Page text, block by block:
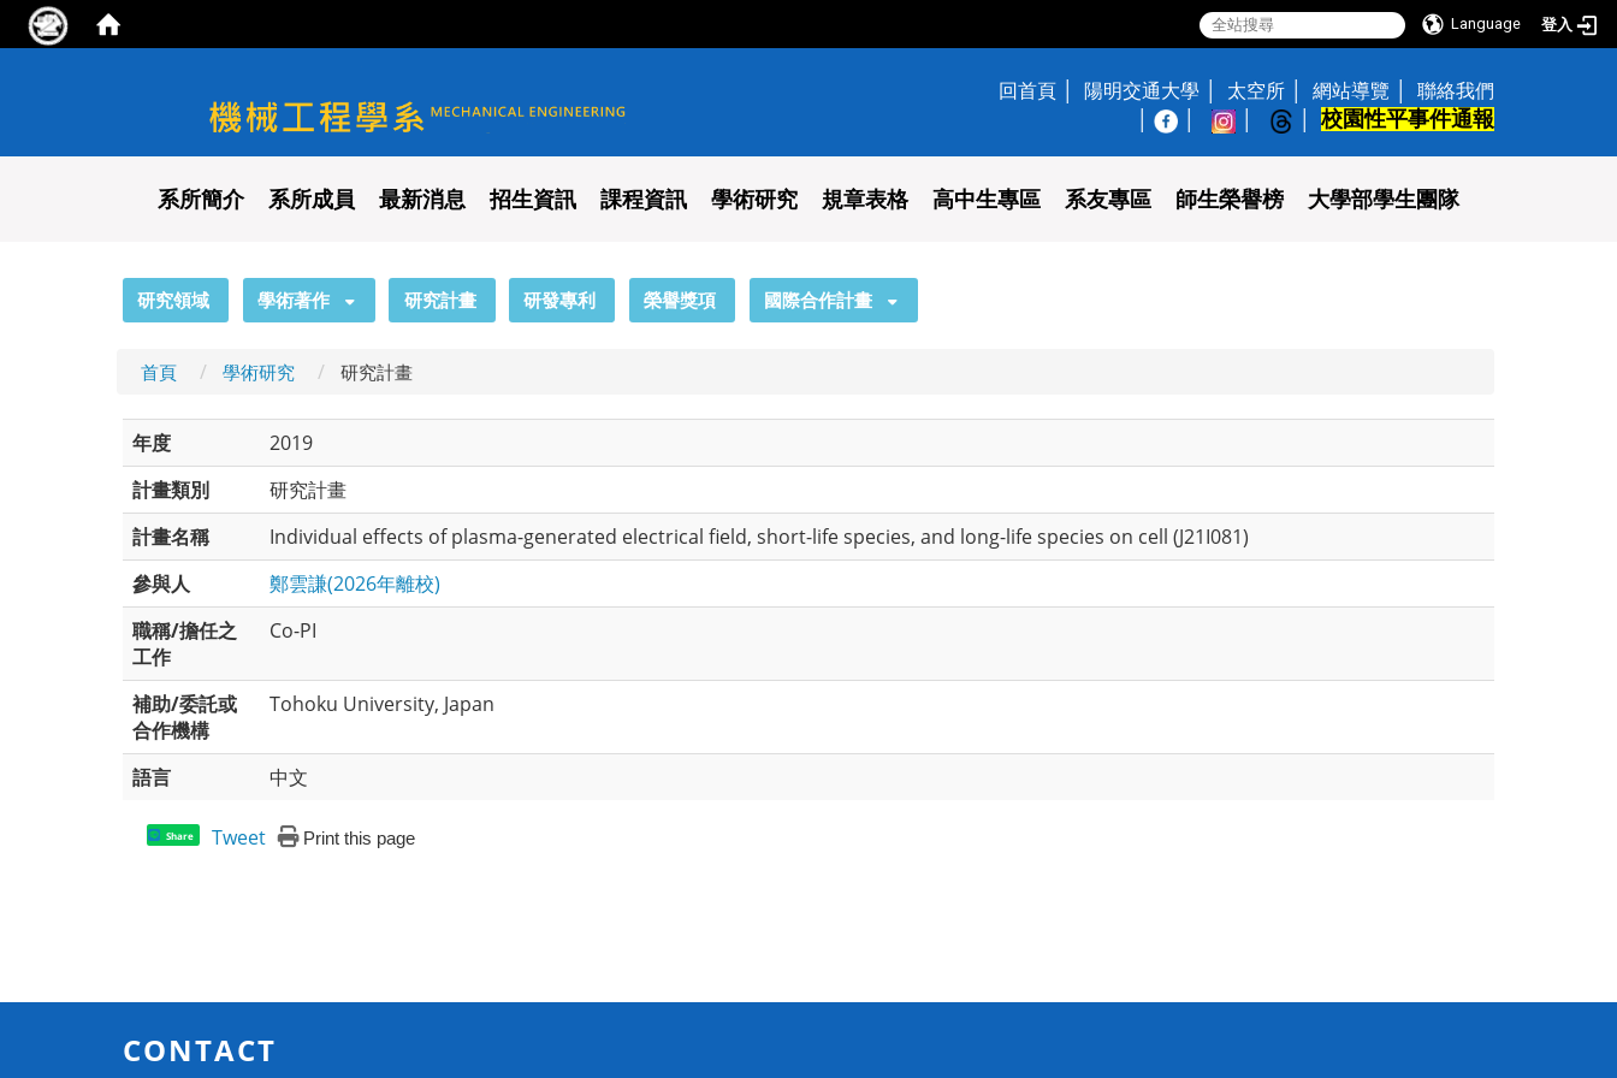
Language 登入
國立陽明交通大學 機械工程學系
回首頁 陽明交通大學 太空所 網站導覽
聯絡我們
校園性平事件通報
系所簡介 系所成員 最新消息 招生資訊 課程資訊 學術研究 規章表格 高中生專區 系友專區 師生榮譽榜 大學部學生團隊
研究領域 學術著作 研究計畫 研發專利 榮譽獎項 國際合作計畫
首頁 學術研究 研究計畫
年度
2019
計畫類別
研究計畫
計畫名稱
Individual effects of plasma-generated electrical field, short-life species, and long-life species on cell (J21I081)
參與人
鄭雲謙(2026年離校)
職稱/擔任之
工作
Co-PI
補助/委託或
合作機構
Tohoku University, Japan
語言 中文
Share Tweet Print this page
CONTACT